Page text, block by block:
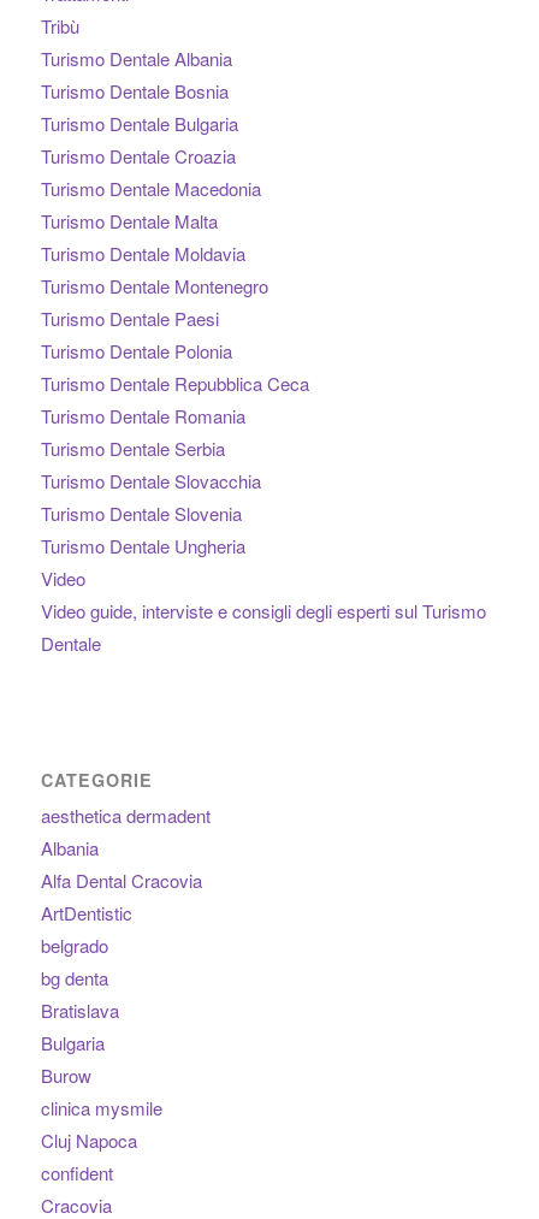
Tribù
Turismo Dentale Albania
Turismo Dentale Bosnia
Turismo Dentale Bulgaria
Turismo Dentale Croazia
Turismo Dentale Macedonia
Turismo Dentale Malta
Turismo Dentale Moldavia
Turismo Dentale Montenegro
Turismo Dentale Paesi
Turismo Dentale Polonia
Turismo Dentale Repubblica Ceca
Turismo Dentale Romania
Turismo Dentale Serbia
Turismo Dentale Slovacchia
Turismo Dentale Slovenia
Turismo Dentale Ungheria
Video
Video guide, interviste e consigli degli esperti sul Turismo
Dentale
CATEGORIE
aesthetica dermadent
Albania
Alfa Dental Cracovia
ArtDentistic
belgrado
bg denta
Bratislava
Bulgaria
Burow
clinica mysmile
Cluj Napoca
confident
Cracovia